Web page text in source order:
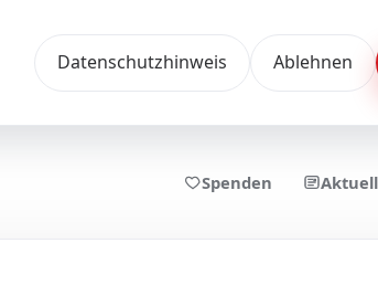
Datenschutzhinweis Ablehnen
Spenden